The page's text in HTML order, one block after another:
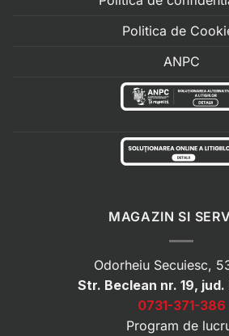
Politica de
ANPC
MAGAZIN SI
Odorheiu Secuiesc,
Str. Beclean nr. 19,
0731-371-386
Program de